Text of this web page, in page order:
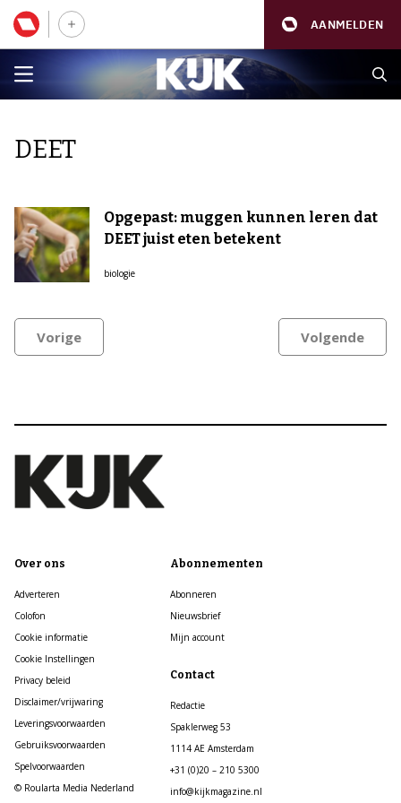
AANMELDEN
DEET
Opgepast: muggen kunnen leren dat
DEET juist eten betekent
biologie
Vorige Volgende
Over ons
Adverteren
Colofon
Cookie informatie
Cookie Instellingen
Privacy beleid
Disclaimer/vrijwaring
Leveringsvoorwaarden
Gebruiksvoorwaarden
Spelvoorwaarden
© Roularta Media Nederland
Abonnementen
Abonneren
Nieuwsbrief
Mijn account
Contact
Redactie
Spaklerweg 53
1114 AE Amsterdam
+31 (0)20 – 210 5300
info@kijkmagazine.nl